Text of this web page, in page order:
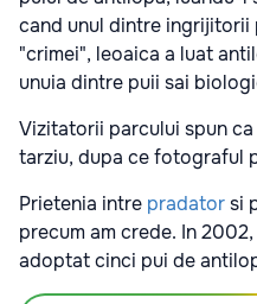
cand unul dintre ingrijitorii
"crimei", leoaica a luat
unuia dintre puii sai
Vizitatorii parcului spun
tarziu, dupa ce fotograful
Prietenia intre pradatorsi
precum am crede. In
adoptat cinci pui de